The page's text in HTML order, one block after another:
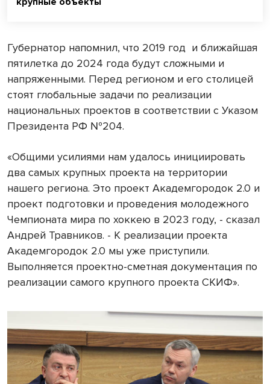
Губернатор напомнил, что 2019 год и ближайшая
пятилетка до 2024 года будут сложными и
напряженными. Перед регионом и его столицей
стоят глобальные задачи по реализации
национальных проектов в соответствии с Указом
Президента РФ №204.
«Общими усилиями нам удалось инициировать
два самых крупных проекта на территории
нашего региона. Это проект Академгородок 2.0 и
проект подготовки и проведения молодежного
Чемпионата мира по хоккею в 2023 году, - сказал
Андрей Травников. - К реализации проекта
Академгородок 2.0 мы уже приступили.
Выполняется проектно-сметная документация по
реализации самого крупного проекта СКИФ».